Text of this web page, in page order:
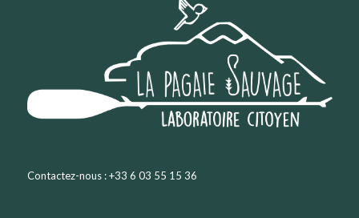
Contactez-nous : +33 6 03 55 15 36